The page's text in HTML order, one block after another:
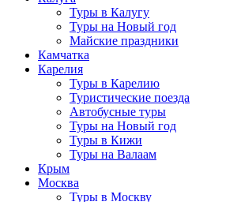
Туры в Калугу
Туры на Новый год
Майские праздники
Камчатка
Карелия
Туры в Карелию
Туристические поезда
Автобусные туры
Туры на Новый год
Туры в Кижи
Туры на Валаам
Крым
Москва
Туры в Москву